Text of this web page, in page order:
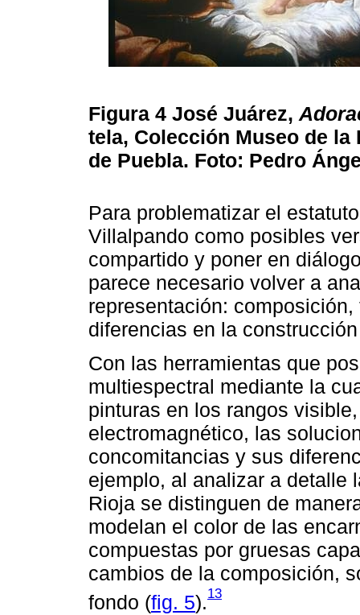
Figura 4 José Juárez,
tela, Colección Museo de
de Puebla. Foto: Pedro
Para problematizar el
Villalpando como posibles
compartido y poner en
parece necesario volver a
representación:
diferencias en la
Con las herramientas que
multiespectral mediante la
pinturas en los rangos
electromagnético, las
concomitancias y sus
ejemplo, al analizar a detalle
Rioja se distinguen de
modelan el color de las
compuestas por gruesas
cambios de la composición,
fondo (fig. 5).13